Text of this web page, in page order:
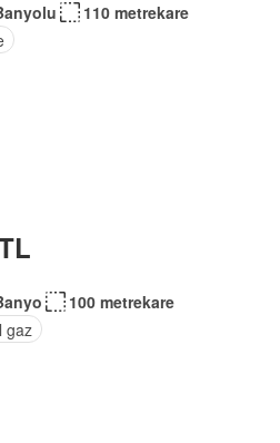
110 metrekare
100 metrekare
gaz